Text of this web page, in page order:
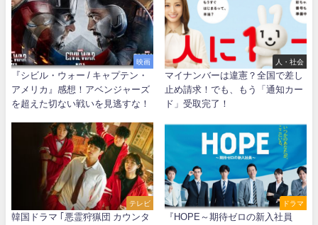
映画
『シビル・ウォー / キャプテン・
アメリカ』感想！アベンジャーズ
を超えた切ない戦いを見逃すな！
人・社会
マイナンバーは違憲？全国で差し
止め請求！でも、もう「通知カー
ド」受取完了！
テレビ
韓国ドラマ ｢悪霊狩猟団 カウンタ
ドラマ
『HOPE～期待ゼロの新入社員